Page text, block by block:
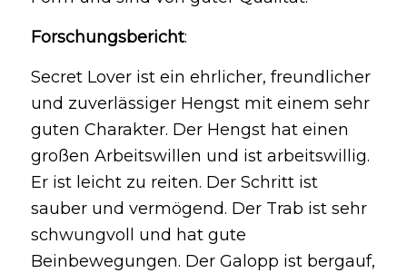
Forschungsbericht:
Secret Lover ist ein ehrlicher, freundlicher
und zuverlässiger Hengst mit einem sehr
guten Charakter. Der Hengst hat einen
großen Arbeitswillen und ist arbeitswillig.
Er ist leicht zu reiten. Der Schritt ist
sauber und vermögend. Der Trab ist sehr
schwungvoll und hat gute
Beinbewegungen. Der Galopp ist bergauf,